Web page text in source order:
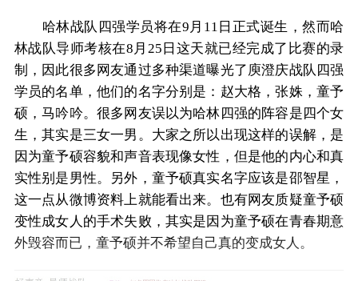
哈林战队四强学员将在9月11日正式诞生，然而哈
林战队导师考核在8月25日这天就已经完成了比赛的录
制，因此很多网友通过多种渠道曝光了庾澄庆战队四强
学员的名单，他们的名字分别是：赵大格，张姝，童予
硕，马吟吟。很多网友误以为哈林四强的阵容是四个女
生，其实是三女一男。大家之所以出现这样的误解，是
因为童予硕容貌和声音表现像女性，但是他的内心和真
实性别是男性。另外，童予硕真实名字应该是邵智星，
这一点从微博资料上就能看出来。也有网友质疑童予硕
变性成女人的手术失败，其实是因为童予硕在青春期意
外毁容而已，童予硕并不希望自己真的变成女人。